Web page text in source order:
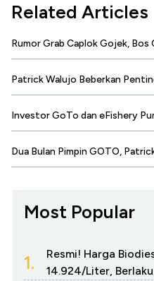
Related Articles
Rumor Grab Caplok Gojek, Bos
Patrick Walujo Beberkan
Investor GoTo dan eFishery
Dua Bulan Pimpin GOTO,
Most Popular
1.
Resmi! Harga
14.924/Liter,